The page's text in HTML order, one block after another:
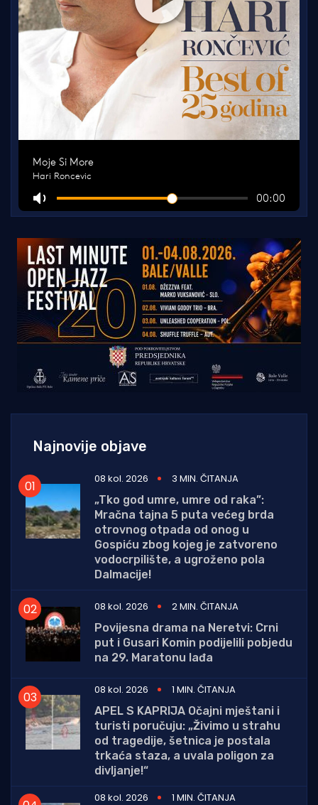
Najnovije objave
08 kol. 2026
3 MIN. ČITANJA
„Tko god umre, umre od raka”:
Mračna tajna 5 puta većeg brda
otrovnog otpada od onog u
Gospiću zbog kojeg je zatvoreno
vodocrpilište, a ugroženo pola
Dalmacije!
08 kol. 2026
2 MIN. ČITANJA
Povijesna drama na Neretvi: Crni
put i Gusari Komin podijelili pobjedu
na 29. Maratonu lađa
08 kol. 2026
1 MIN. ČITANJA
APEL S KAPRIJA Očajni mještani i
turisti poručuju: „Živimo u strahu
od tragedije, šetnica je postala
trkaća staza, a uvala poligon za
divljanje!“
08 kol. 2026
1 MIN. ČITANJA